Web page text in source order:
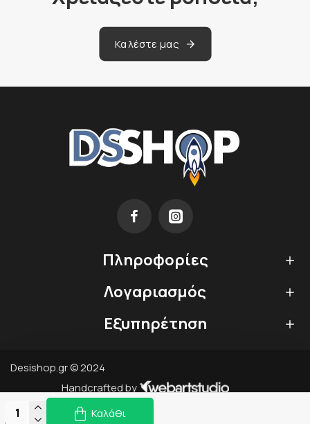
Καλάθι
Καλέστε μας
Πληροφορίες
Λογαριασμός
Εξυπηρέτηση
Desishop.gr © 2024
Handcrafted by